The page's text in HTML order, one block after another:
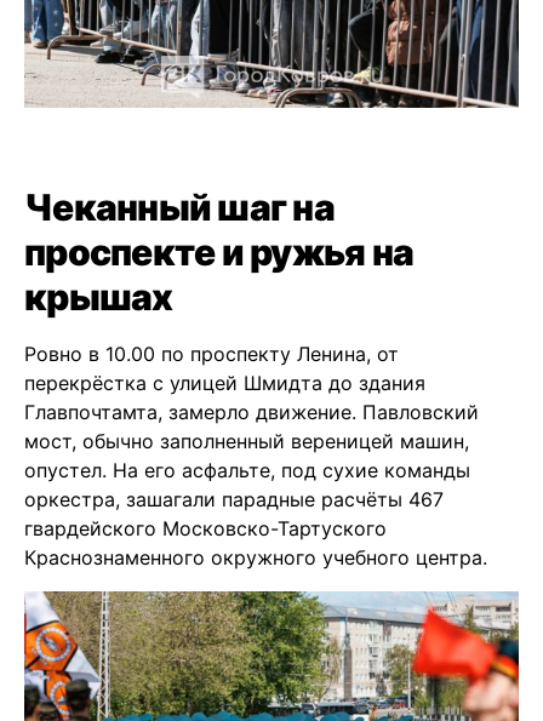
Чеканный шаг на
проспекте и ружья на
крышах
Ровно в 10.00 по проспекту Ленина, от
перекрёстка с улицей Шмидта до здания
Главпочтамта, замерло движение. Павловский
мост, обычно заполненный вереницей машин,
опустел. На его асфальте, под сухие команды
оркестра, зашагали парадные расчёты 467
гвардейского Московско-Тартуского
Краснознаменного окружного учебного центра.